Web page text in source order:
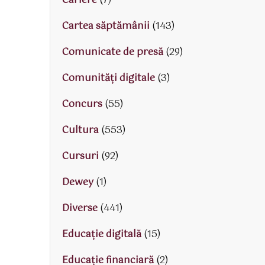
Cartea săptămânii (143)
Comunicate de presă(29)
Comunități digitale(3)
Concurs(55)
Cultura(553)
Cursuri (92)
Dewey(1)
Diverse(441)
Educaţie digitală(15)
Educaţie financiară(2)